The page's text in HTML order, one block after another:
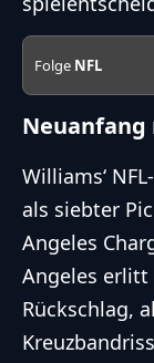
Folge NFL
Neuanfang
Williams‘ NFL
als siebter
Angeles
Angeles erlitt
Rückschlag,